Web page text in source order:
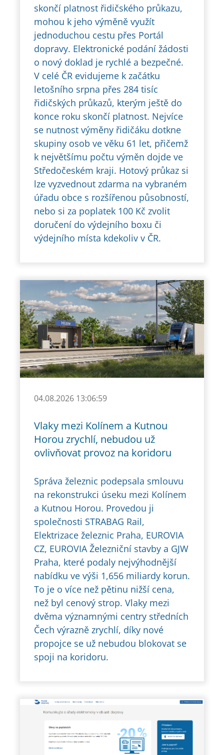
skončí platnost řidičského průkazu,
mohou k jeho výměně využít
jednoduchou cestu přes Portál
dopravy. Elektronické podání žádosti
o nový doklad je rychlé a bezpečné.
V celé ČR evidujeme k začátku
letošního srpna přes 284 tisíc
řidičských průkazů, kterým ještě do
konce roku skončí platnost. Nejvíce
se nutnost výměny řidičáku dotkne
skupiny osob ve věku 61 let, přičemž
k největšímu počtu výměn dojde ve
Středočeském kraji. Hotový průkaz si
lze vyzvednout zdarma na vybraném
úřadu obce s rozšířenou působností,
nebo si za poplatek 100 Kč zvolit
doručení do výdejního boxu či
výdejního místa kdekoliv v ČR.
04.08.2026 13:06:59
Vlaky mezi Kolínem a Kutnou
Horou zrychlí, nebudou už
ovlivňovat provoz na koridoru
Správa železnic podepsala smlouvu
na rekonstrukci úseku mezi Kolínem
a Kutnou Horou. Provedou ji
společnosti STRABAG Rail,
Elektrizace železnic Praha, EUROVIA
CZ, EUROVIA Železniční stavby a GJW
Praha, které podaly nejvýhodnější
nabídku ve výši 1,656 miliardy korun.
To je o více než pětinu nižší cena,
než byl cenový strop. Vlaky mezi
dvěma významnými centry středních
Čech výrazně zrychlí, díky nové
propojce se už nebudou blokovat se
spoji na koridoru.